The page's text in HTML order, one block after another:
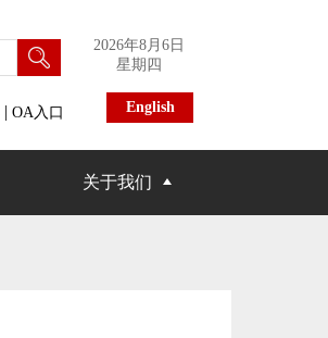
2026年8月6日
星期四
| OA入口 English
关于我们